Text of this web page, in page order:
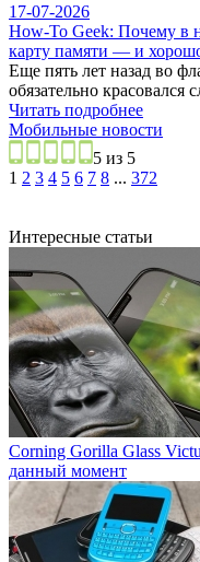
17-07-2026
How-To Geek: Почему в
карту памяти — и
Еще пять лет назад во
обязательно красовался
Читать подробнее
Мобильные новости
5 из 5
1 2 3 4 5 6 7 8 ... 372
Интересные статьи
Corning Gorilla Glass
данный момент